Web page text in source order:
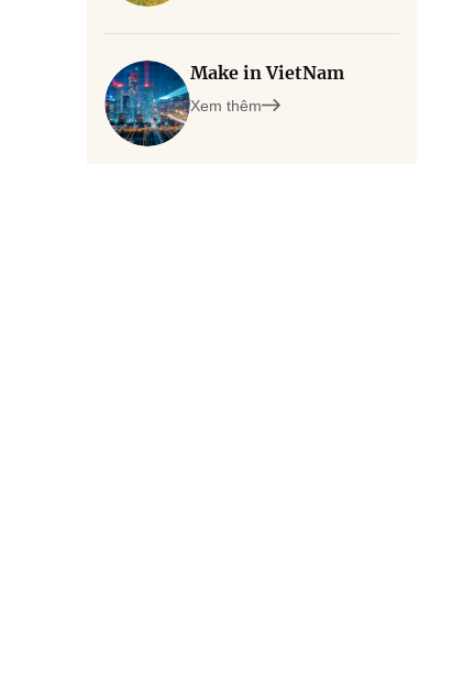
Make in VietNam
Xem thêm